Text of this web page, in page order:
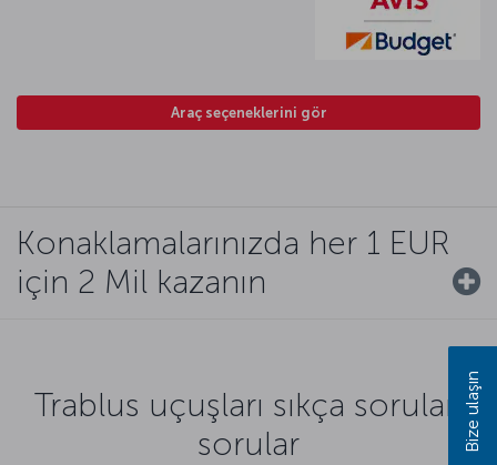
Araç seçeneklerini gör
Konaklamalarınızda her 1 EUR
için 2 Mil kazanın
Trablus uçuşları sıkça sorulan
sorular
Bize ulaşın